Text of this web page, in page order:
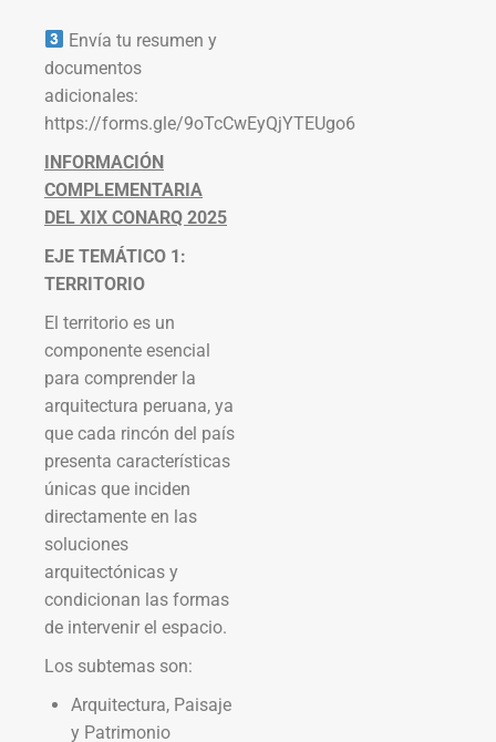
Envía tu resumen y
documentos
adicionales:
https://forms.gle/9oTcCwEyQjYTEUgo6
INFORMACIÓN
COMPLEMENTARIA
DEL XIX CONARQ 2025
EJE TEMÁTICO 1:
TERRITORIO
El territorio es un
componente esencial
para comprender la
arquitectura peruana, ya
que cada rincón del país
presenta características
únicas que inciden
directamente en las
soluciones
arquitectónicas y
condicionan las formas
de intervenir el espacio.
Los subtemas son:
Arquitectura, Paisaje
y Patrimonio